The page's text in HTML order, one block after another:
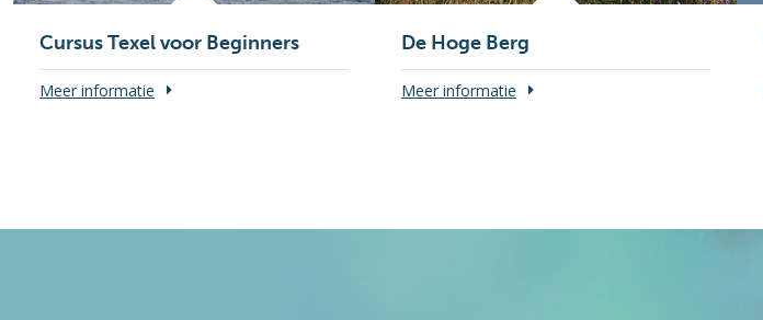
Cursus Texel voor Beginners
Meer informatie
De Hoge Berg
Meer informatie